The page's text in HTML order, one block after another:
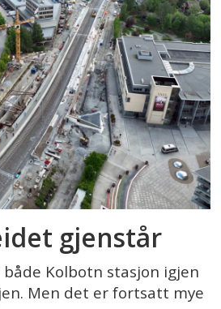
gjenstår
Kolbotn stasjon igjen
Men det er fortsatt mye